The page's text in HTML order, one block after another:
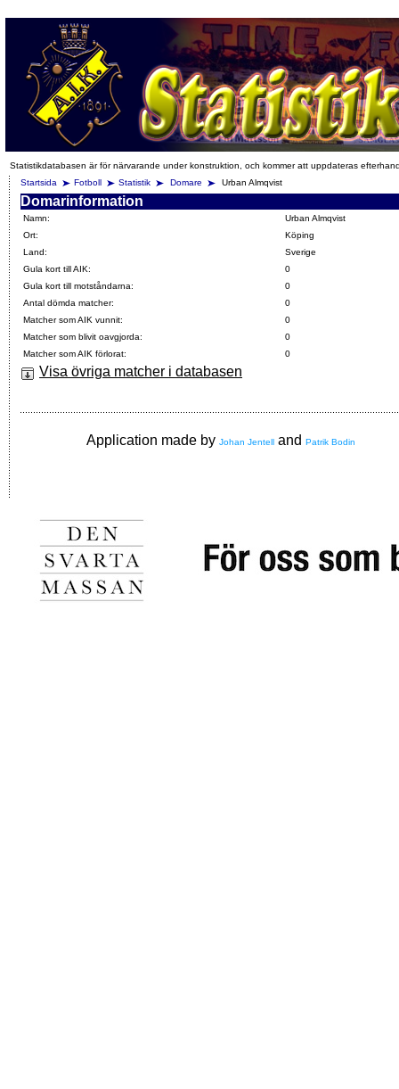
Statistikdatabasen är för närvarande under konstruktion, och kommer att uppdateras
Startsida
Fotboll Statistik Domare Urban Almqvist
Domarinformation
Namn:
Urban Almqvist
Ort:
Köping
Land:
Sverige
Gula kort till AIK:
0
Gula kort till motståndarna:
0
Antal dömda matcher:
0
Matcher som AIK vunnit:
0
Matcher som blivit oavgjorda:
0
Matcher som AIK förlorat:
0
Visa övriga matcher i databasen
Application made by Johan Jentell and Patrik Bodin